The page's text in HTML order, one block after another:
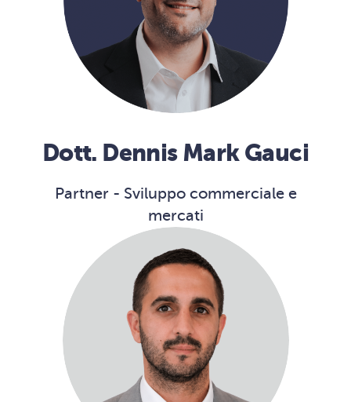
Dott. Dennis Mark Gauci
Partner - Sviluppo commerciale e
mercati